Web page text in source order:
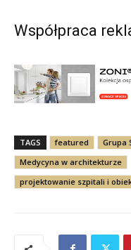
Współpraca
TAGS featured Grupa
Medycyna w architekturze
projektowanie szpitali i